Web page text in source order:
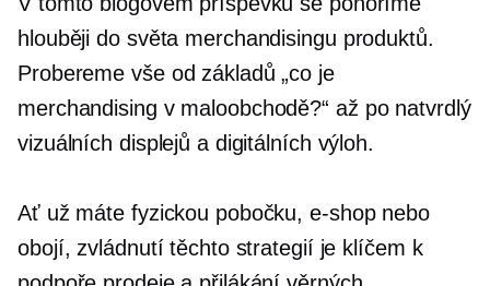
hlouběji do světa merchandisingu produktů.
Probereme vše od základů „co je
merchandising v maloobchodě?“ až po natvrdlý
vizuálních displejů a digitálních výloh.
Ať už máte fyzickou pobočku, e-shop nebo
obojí, zvládnutí těchto strategií je klíčem k